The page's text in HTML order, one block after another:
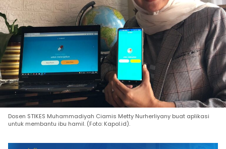
Dosen STIKES Muhammadiyah Ciamis Metty Nurherliyany buat aplikasi
untuk membantu ibu hamil. (Foto: Kapol.id).